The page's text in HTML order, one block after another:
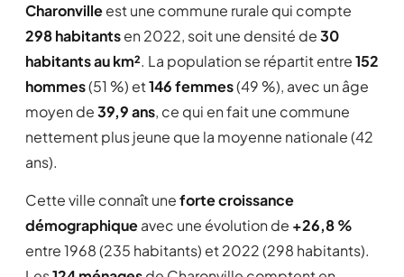
Charonvilleest une commune rurale qui compte
298 habitantsen 2022, soit une densité de30
habitants au km². La population se répartit entre152
hommes(51 %) et146 femmes(49 %), avec un âge
moyen de39,9 ans, ce qui en fait une commune
nettement plus jeune que la moyenne nationale (42
ans).
Cette ville connaît uneforte croissance
démographiqueavec une évolution de +26,8 %
entre 1968 (235 habitants) et 2022 (298 habitants).